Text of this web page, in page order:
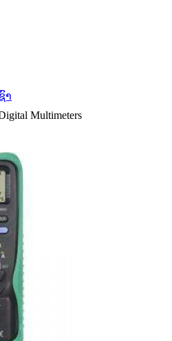
າ
Multimeters